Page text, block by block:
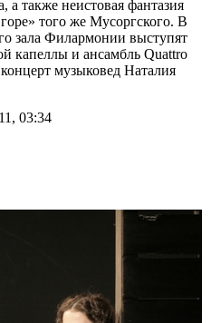
а также неистовая фантазия
того же Мусоргского. В
зала Филармонии выступят
капеллы и ансамбль Quattro
музыковед Наталия
03:34